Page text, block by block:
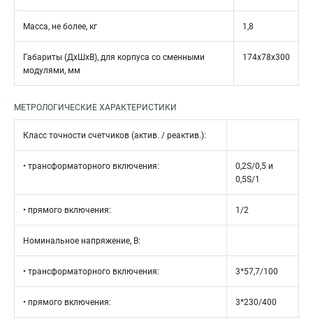
Масса, не более, кг 1,8
Габариты (ДхШхВ), для корпуса со сменными
модулями, мм
174x78x300
МЕТРОЛОГИЧЕСКИЕ ХАРАКТЕРИСТИКИ
Класс точности счетчиков (актив. / реактив.):
• трансформаторного включения:
0,2S/0,5 и
0,5S/1
• прямого включения: 1/2
Номинальное напряжение, В:
• трансформаторного включения: 3*57,7/100
• прямого включения: 3*230/400